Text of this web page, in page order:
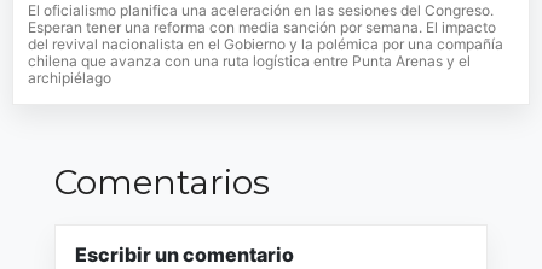
El oficialismo planifica una aceleración en las sesiones del Congreso.
Esperan tener una reforma con media sanción por semana. El impacto
del revival nacionalista en el Gobierno y la polémica por una compañía
chilena que avanza con una ruta logística entre Punta Arenas y el
archipiélago
Comentarios
Escribir un comentario